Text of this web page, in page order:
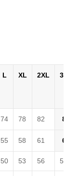
L XL 2XL
74 78 82
55 58 61
50 53 56